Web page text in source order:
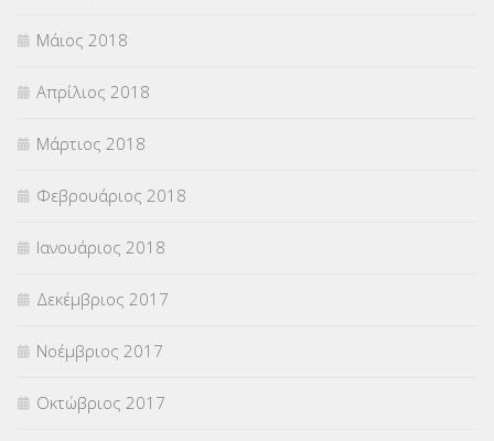
Μάιος 2018
Απρίλιος 2018
Μάρτιος 2018
Φεβρουάριος 2018
Ιανουάριος 2018
Δεκέμβριος 2017
Νοέμβριος 2017
Οκτώβριος 2017